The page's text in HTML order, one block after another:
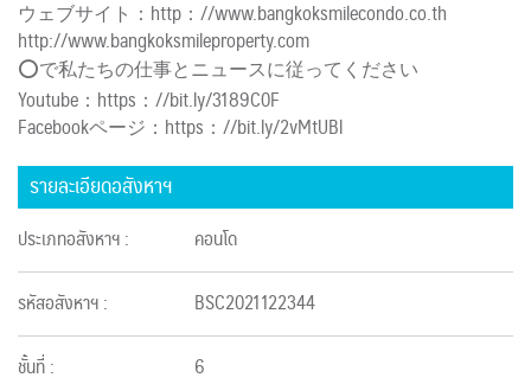
ウェブサイト：http：//www.bangkoksmilecondo.co.th
http://www.bangkoksmileproperty.com
⭕️で私たちの仕事とニュースに従ってください
Youtube：https：//bit.ly/3189C0F
Facebookページ：https：//bit.ly/2vMtUBl
รายละเอียดอสังหาฯ
ประเภทอสังหาฯ : คอนโด
รหัสอสังหาฯ : BSC2021122344
ชั้นที่ : 6